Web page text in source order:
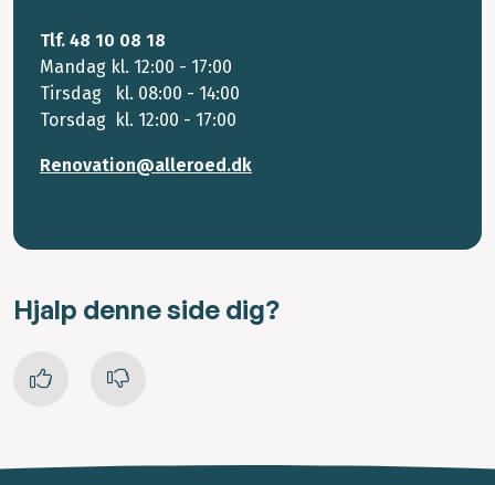
Tlf. 48 10 08 18
Mandag kl. 12:00 - 17:00
Tirsdag kl. 08:00 - 14:00
Torsdag kl. 12:00 - 17:00
Renovation@alleroed.dk
Hjalp denne side dig?